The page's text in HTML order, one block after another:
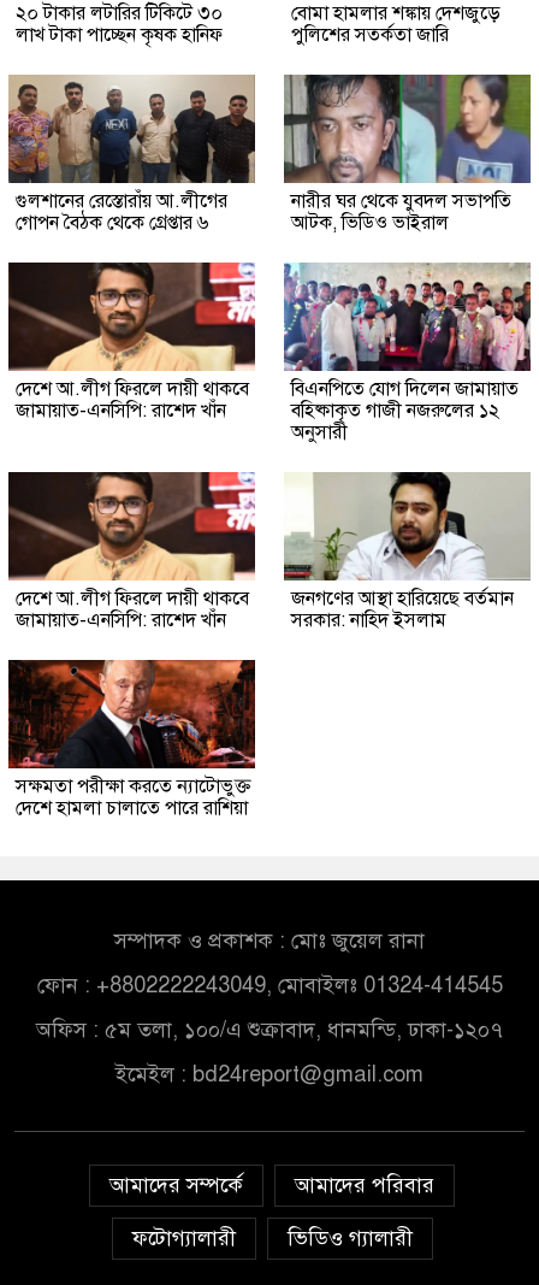
২০ টাকার লটারির টিকিটে ৩০
লাখ টাকা পাচ্ছেন কৃষক হানিফ
বোমা হামলার শঙ্কায় দেশজুড়ে
পুলিশের সতর্কতা জারি
গুলশানের রেস্তোরাঁয় আ.লীগের
গোপন বৈঠক থেকে গ্রেপ্তার ৬
নারীর ঘর থেকে যুবদল সভাপতি
আটক, ভিডিও ভাইরাল
দেশে আ.লীগ ফিরলে দায়ী থাকবে
জামায়াত-এনসিপি: রাশেদ খাঁন
বিএনপিতে যোগ দিলেন জামায়াত
বহিষ্কাকৃত গাজী নজরুলের ১২
অনুসারী
দেশে আ.লীগ ফিরলে দায়ী থাকবে
জামায়াত-এনসিপি: রাশেদ খাঁন
জনগণের আস্থা হারিয়েছে বর্তমান
সরকার: নাহিদ ইসলাম
সক্ষমতা পরীক্ষা করতে ন্যাটোভুক্ত
দেশে হামলা চালাতে পারে রাশিয়া
সম্পাদক ও প্রকাশক : মোঃ জুয়েল রানা
ফোন : +8802222243049, মোবাইলঃ 01324-414545
অফিস : ৫ম তলা, ১০০/এ শুক্রাবাদ, ধানমন্ডি, ঢাকা-১২০৭
ইমেইল : bd24report@gmail.com
আমাদের সম্পর্কে
আমাদের পরিবার
ফটোগ্যালারী
ভিডিও গ্যালারী